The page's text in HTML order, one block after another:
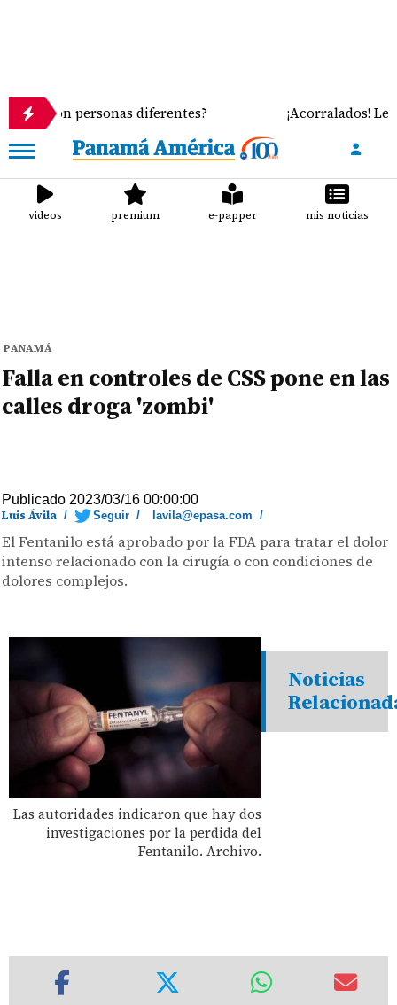
diferentes? ¡Acorralados! Leche
videos premium e-papper mis noticias
PANAMÁ
Falla en controles de CSS pone en las
calles droga 'zombi'
Publicado 2023/03/16 00:00:00
Luis Ávila / Seguir / lavila@epasa.com /
El Fentanilo está aprobado por la FDA para tratar el dolor
intenso relacionado con la cirugía o con condiciones de
dolores complejos.
Las autoridades indicaron que hay dos
investigaciones por la perdida del
Fentanilo. Archivo.
Noticias